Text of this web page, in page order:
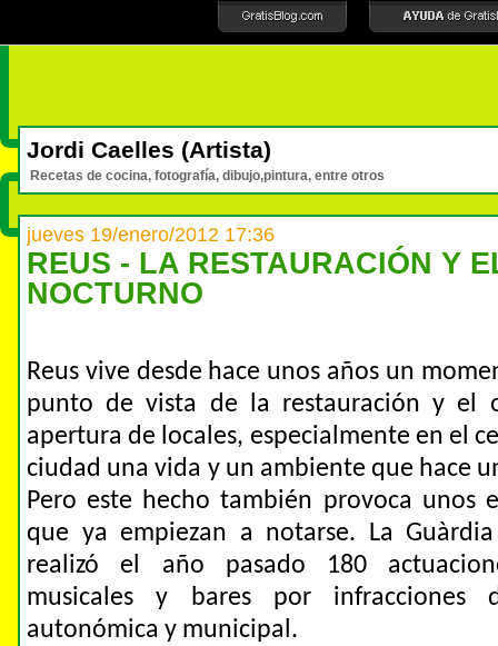
Jordi Caelles (Artista)
Recetas de cocina, fotografía, dibujo,pintura, entre otros
jueves 19/enero/2012 17:36
REUS - LA RESTAURACIÓN Y
NOCTURNO
Reus vive desde hace unos años un
punto de vista de la restauración y el
apertura de locales, especialmente en el
ciudad una vida y un ambiente que hace
Pero este hecho también provoca unos
que ya empiezan a notarse. La
realizó el año pasado 180
musicales y bares por infracciones
autonómica y municipal.